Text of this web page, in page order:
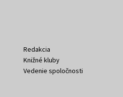
Redakcia
Knižné kluby
Vedenie spoločnosti